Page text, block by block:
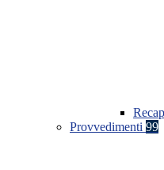
Provvedimenti 99